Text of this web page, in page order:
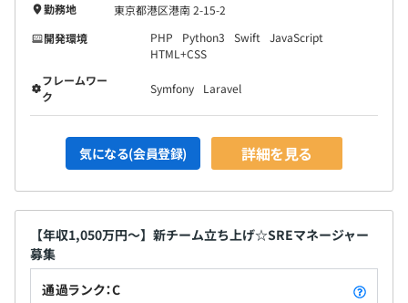
勤務地
東京都港区港南 2-15-2
開発環境
PHP Python3 Swift
JavaScript
HTML+CSS
フレームワー
ク
Symfony Laravel
気になる(会員登録) 詳細を見る
【年収1,050万円～】新チーム立ち上げ☆SREマネージャー
募集
通過ランク：C